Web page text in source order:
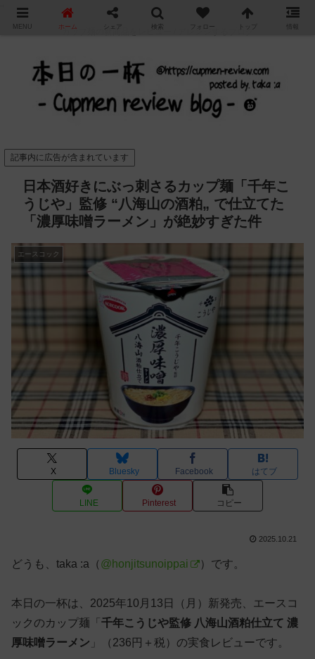
カップ麺の新商品をレビュー / アレンジするブログ
記事内に広告が含まれています
日本酒好きにぶっ刺さるカップ麺「千年こ
うじや」監修 “八海山の酒粕„ で仕立てた
「濃厚味噌ラーメン」が絶妙すぎた件
エースコック
X Bluesky Facebook はてブ
LINE Pinterest コピー
2025.10.21
どうも、taka :a（ @honjitsunoippai ）です。
本日の一杯は、2025年10月13日（月）新発売、エースコ
ックのカップ麺「 千年こうじや監修 八海山酒粕仕立て 濃
厚味噌ラーメン 」（236円＋税）の実食レビューです。
MENU ホーム シェア 検索 フォロー トップ 情報